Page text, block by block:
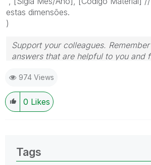
estas dimensões.
)
Support your colleagues.
answers that are helpful to you and
974 Views
0 Likes
Tags